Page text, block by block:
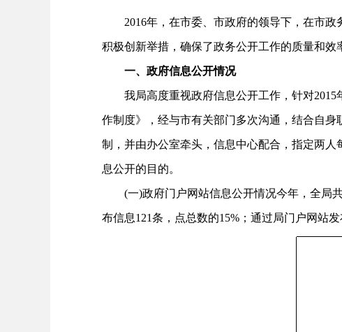
2016年，在市委、市政府的领导下，在市政
积极创新举措，确保了政务公开工作的质量和效
一、政府信息公开情况
我局高度重视政府信息公开工作，针对2015
作制度》，经与市有关部门多次沟通，结合自
制，并由办公室牵头，信息中心配合，指定两
息公开的目的。
(一)政府门户网站信息公开情况今年，全局共
布信息121条，点总数的15%；通过局门户网站